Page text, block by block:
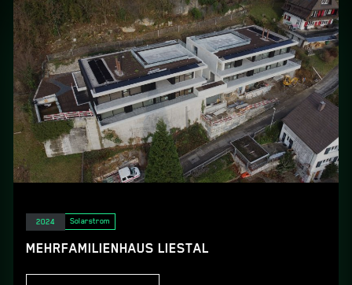
Elektro Solarstrom
MEHRFAMILIENHAUS LIESTAL
2024